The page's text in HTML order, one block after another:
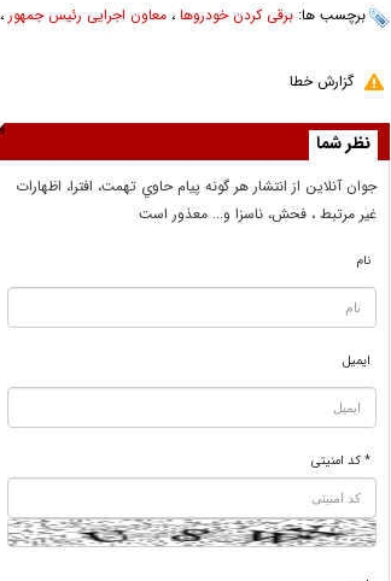
برچسب ها: برقی کردن خودرو‌ها، معاون اجرایی رئیس جمهور،
گزارش خطا
نظر شما
جوان آنلاين از انتشار هر گونه پيام حاوي تهمت، افترا، اظهارات
غير مرتبط ، فحش، ناسزا و... معذور است
نام
ایمیل
* کد امنیتی